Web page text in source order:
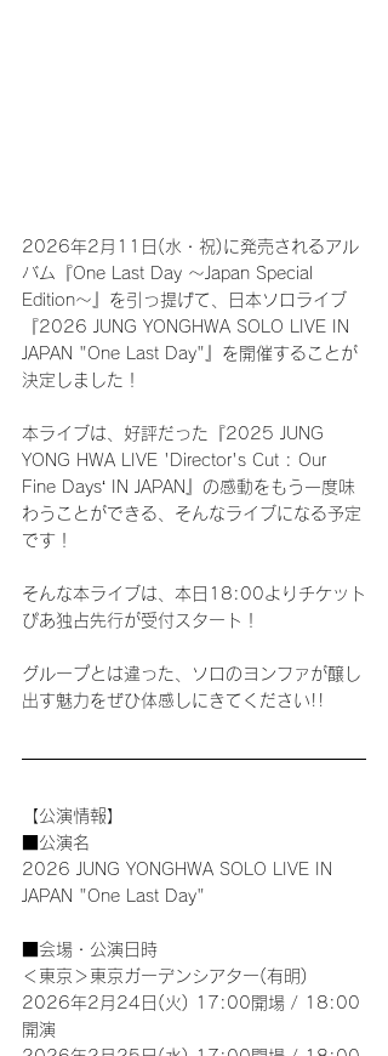
2026年2月11日(水・祝)に発売されるアル
バム『One Last Day 〜Japan Special
Edition〜』を引っ提げて、日本ソロライブ
『2026 JUNG YONGHWA SOLO LIVE IN
JAPAN "One Last Day"』を開催することが
決定しました！
本ライブは、好評だった『2025 JUNG
YONG HWA LIVE 'Director's Cut : Our
Fine Days‘ IN JAPAN』の感動をもう一度味
わうことができる、そんなライブになる予定
です！
そんな本ライブは、本日18:00よりチケット
ぴあ独占先行が受付スタート！
グループとは違った、ソロのヨンファが醸し
出す魅力をぜひ体感しにきてください!!
【公演情報】
■公演名
2026 JUNG YONGHWA SOLO LIVE IN
JAPAN "One Last Day"
■会場・公演日時
＜東京＞東京ガーデンシアター(有明)
2026年2月24日(火) 17:00開場 / 18:00
開演